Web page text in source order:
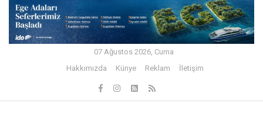
07 Ağustos 2026, Cuma
Hakkımızda
Künye Reklam İletişim